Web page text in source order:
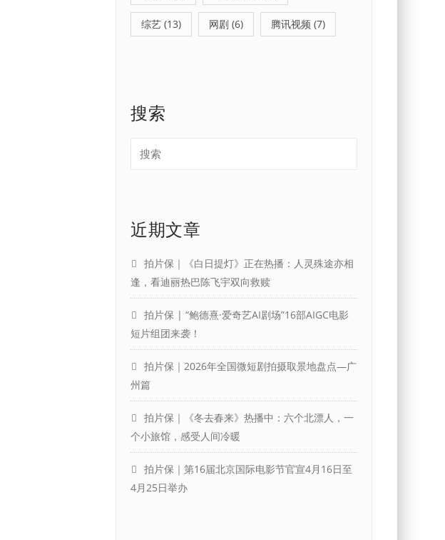
综艺 (13) 网剧 (6) 腾讯视频 (7)
搜索
近期文章
拍片保｜《白日提灯》正在热播：人灵殊途亦相
逢，看迪丽热巴陈飞宇双向救赎
拍片保 | “鲍德熹·爱奇艺AI剧场”16部AIGC电影
短片组团来袭！
拍片保｜2026年全国微短剧拍摄取景地盘点—广
州篇
拍片保｜《冬去春来》热播中：六个北漂人，一
个小旅馆，感受人间冷暖
拍片保｜第16届北京国际电影节官宣4月16日至
4月25日举办